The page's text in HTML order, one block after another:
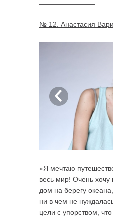
№ 12. Анастасия
«Я мечтаю
весь мир! Очень
дом на берегу
ни в чем не
цели с упорством,